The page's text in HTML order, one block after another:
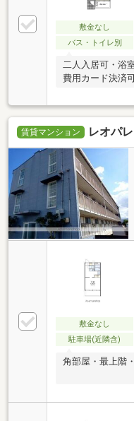
敷金なし
バス・トイレ別
二人入居可・浴
費用カード決済
賃貸マンション レオパ
敷金なし
駐車場(近隣含)
角部屋・最上階